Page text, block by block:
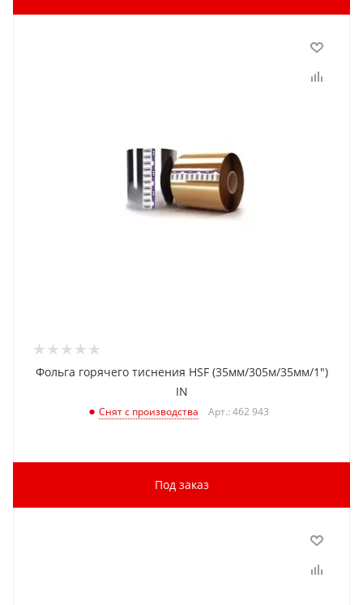
Фольга горячего тиснения HSF (35мм/305м/35мм/1")
IN
Снят с производства Арт.: 462 943
Под заказ